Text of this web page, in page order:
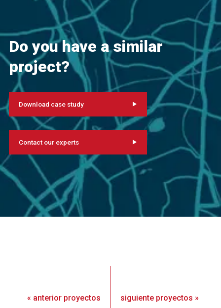
Do you have a similar
project?
Download case study
Contact our experts
« anterior proyectos siguiente proyectos »